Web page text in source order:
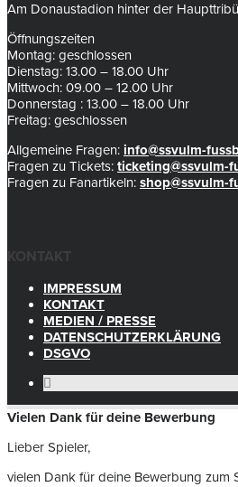
Am Donaustadion hinter der
Öffnungszeiten
Montag: geschlossen
Dienstag: 13.00 – 18.00 Uhr
Mittwoch: 09.00 – 12.00 Uhr
Donnerstag : 13.00 – 18.00 Uhr
Freitag: geschlossen
Allgemeine Fragen: info@ssvulm-
Fragen zu Tickets: ticketing@ssvulm-
Fragen zu Fanartikeln: shop@ssvulm-
KONTAKT
IMPRESSUM
KONTAKT
MEDIEN / PRESSE
DATENSCHUTZERKLÄRUNG
DSGVO
Vielen Dank für deine Bewerbung
Lieber Spieler,
vielen Dank für deine Bewerbung zum